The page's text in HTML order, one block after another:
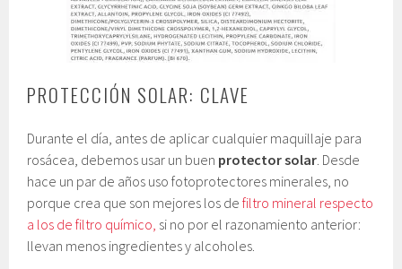
PROTECCIÓN SOLAR: CLAVE
Durante el día, antes de aplicar cualquier maquillaje para
rosácea, debemos usar un buen protector solar. Desde
hace un par de años uso fotoprotectores minerales, no
porque crea que son mejores los defiltro mineral respecto
a los de filtro químico, si no por el razonamiento anterior:
llevan menos ingredientes y alcoholes.